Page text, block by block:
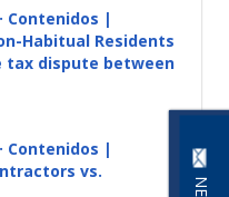
Contenidos |
Habitual Residents
tax dispute between
Contenidos |
vs.